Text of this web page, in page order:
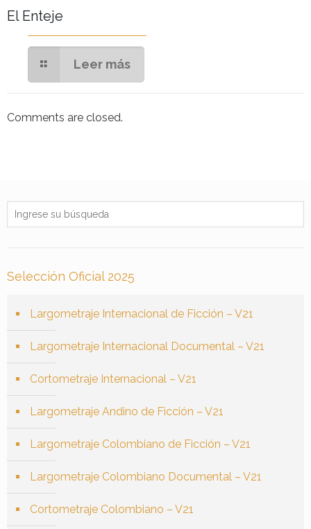
El Enteje
Leer más
Comments are closed.
Selección Oficial 2025
Largometraje Internacional de Ficción – V21
Largometraje Internacional Documental – V21
Cortometraje Internacional – V21
Largometraje Andino de Ficción – V21
Largometraje Colombiano de Ficción – V21
Largometraje Colombiano Documental – V21
Cortometraje Colombiano – V21